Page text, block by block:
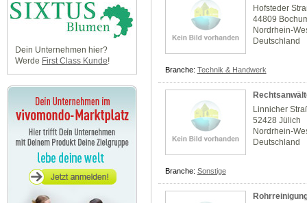
Dein Unternehmen hier?
Werde First Class Kunde!
Hofsteder
44809
Nordrhein-
Deutschland
Branche: Technik & Handwerk
Linnicher
52428 Jülich
Nordrhein-
Deutschland
Branche: Sonstige